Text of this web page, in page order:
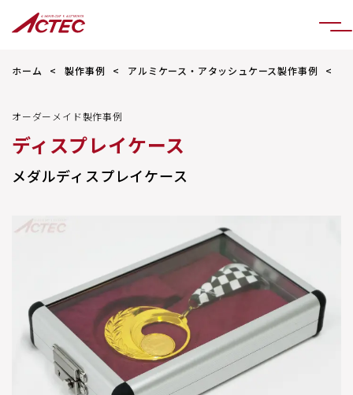
ホーム 製作事例 アルミケース・アタッシュケース製作事例
オーダーメイド製作事例
ディスプレイケース
メダルディスプレイケース